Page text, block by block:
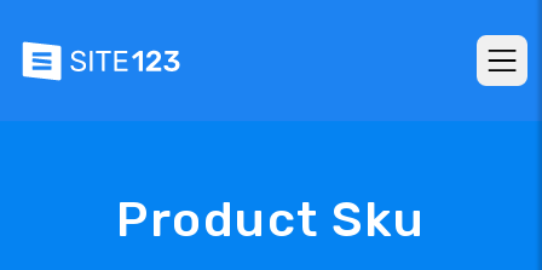
Product Sku